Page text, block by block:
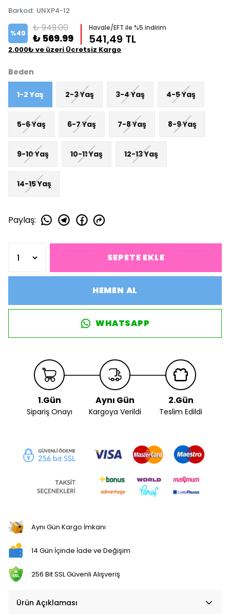
Barkod: UNXP4-12
%40 ₺ 949.00
₺ 569.99
Havale/EFT ile %5 indirim
541,49 TL
2.000₺ ve üzeri Ücretsiz Kargo
Beden
1-2 Yaş 2-3 Yaş 3-4 Yaş 4-5 Yaş
5-6 Yaş 6-7 Yaş 7-8 Yaş 8-9 Yaş
9-10 Yaş 10-11 Yaş 12-13 Yaş
14-15 Yaş
Paylaş:
SEPETE EKLE
HEMEN AL
WHATSAPP
1.Gün
Sipariş Onayı
Aynı Gün
Kargoya Verildi
2.Gün
Teslim Edildi
Aynı Gün Kargo İmkanı
14 Gün İçinde İade ve Değişim
256 Bit SSL Güvenli Alışveriş
Ürün Açıklaması